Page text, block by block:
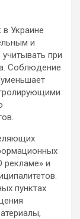
Украине
и
при
Соблюдение
рекламе» и
пунктах